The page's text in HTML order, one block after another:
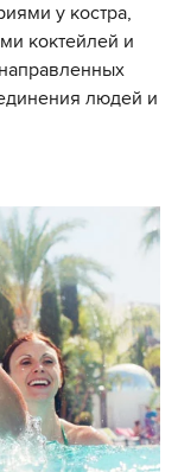
у костра,
коктейлей и
людей и